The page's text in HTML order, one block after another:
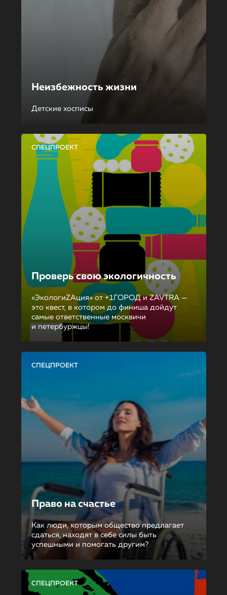
Неизбежность жизни
Детские хосписы
СПЕЦПРОЕКТ
Проверь свою экологичность
«ЭкологиZAция» от +1ГОРОД и ZAVTRA —
это квест, в котором до финиша дойдут
самые ответственные москвичи
и петербуржцы!
СПЕЦПРОЕКТ
Право на счастье
Как люди, которым общество предлагает
сдаться, находят в себе силы быть
успешными и помогать другим?
СПЕЦПРОЕКТ